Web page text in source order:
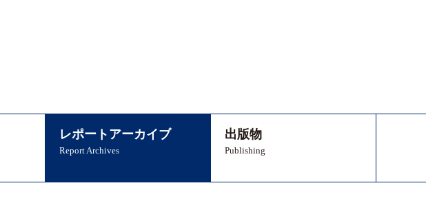
レポートアーカイブ
Report Archives
出版物
Publishing